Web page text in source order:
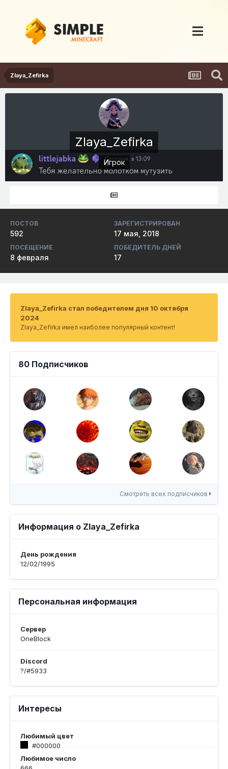
Zlaya_Zefirka
Zlaya_Zefirka
Игрок
ПОСТОВ
592
ЗАРЕГИСТРИРОВАН
17 мая, 2018
ПОСЕЩЕНИЕ
8 февраля
ПОБЕДИТЕЛЬ ДНЕЙ
17
Zlaya_Zefirka стал победителем дня 10 октября
2024
Zlaya_Zefirka имел наиболее популярный контент!
80 Подписчиков
Смотреть всех подписчиков
Информация о Zlaya_Zefirka
День рождения
12/02/1995
Персональная информация
Сервер
OneBlock
Discord
?/#5933
Интересы
Любимый цвет
#000000
Любимое число